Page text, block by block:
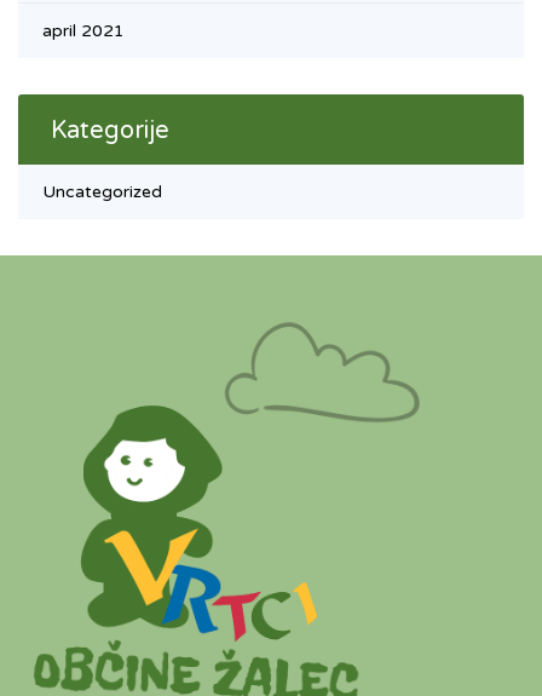
april 2021
Kategorije
Uncategorized